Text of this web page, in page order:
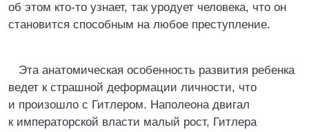
об этом кто-то узнает, так уродует человека, что он
становится способным на любое преступление.
Эта анатомическая особенность развития ребенка
ведет к страшной деформации личности, что
и произошло с Гитлером. Наполеона двигал
к императорской власти малый рост, Гитлера